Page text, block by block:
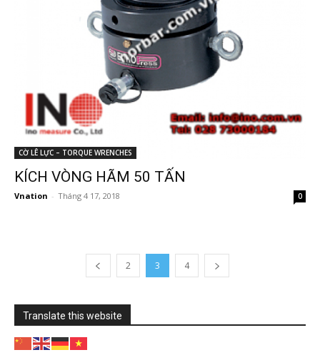
CỜ LÊ LỰC – TORQUE WRENCHES
KÍCH VÒNG HÃM 50 TẤN
Vnation - Tháng 4 17, 2018 0
2 3 4
Translate this website